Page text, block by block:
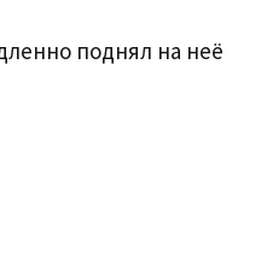
поднял на неё